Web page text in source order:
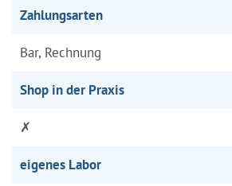
Zahlungsarten
Bar, Rechnung
Shop in der Praxis
✗
eigenes Labor